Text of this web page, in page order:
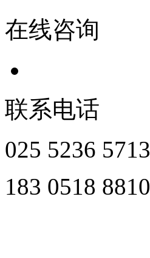
在线咨询
联系电话
025 5236 5713
183 0518 8810